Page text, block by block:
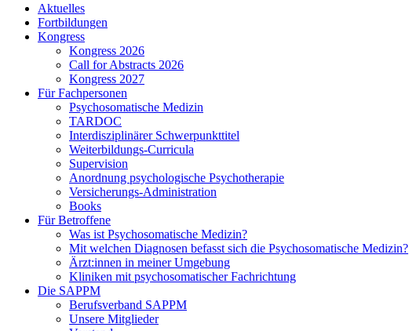
Aktuelles
Fortbildungen
Kongress
Kongress 2026
Call for Abstracts 2026
Kongress 2027
Für Fachpersonen
Psychosomatische Medizin
TARDOC
Interdisziplinärer Schwerpunkttitel
Weiterbildungs-Curricula
Supervision
Anordnung psychologische Psychotherapie
Versicherungs-Administration
Books
Für Betroffene
Was ist Psychosomatische Medizin?
Mit welchen Diagnosen befasst sich die Psychosomatische Medizin?
Ärzt:innen in meiner Umgebung
Kliniken mit psychosomatischer Fachrichtung
Die SAPPM
Berufsverband SAPPM
Unsere Mitglieder